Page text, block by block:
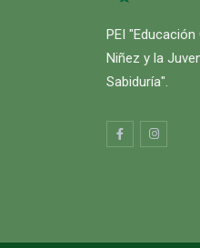
PEI
Niñez y la
Sabiduría".